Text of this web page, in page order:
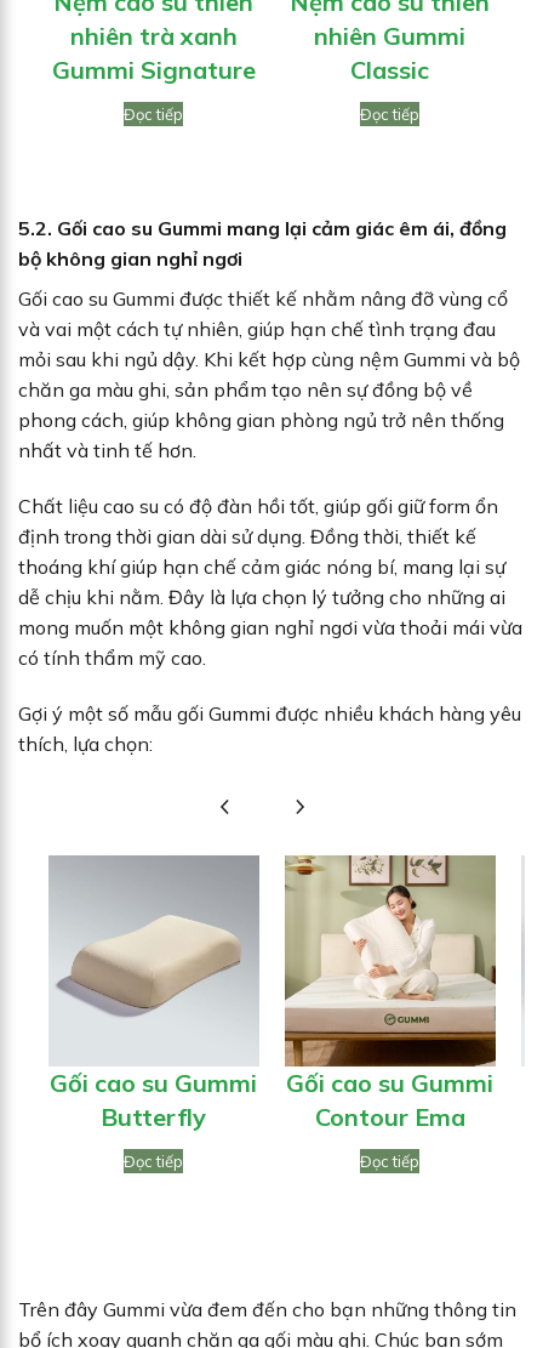
nhiên trà xanh
Gummi Signature
Đọc tiếp
nhiên Gummi
Classic
Đọc tiếp
5.2. Gối cao su Gummi mang lại cảm giác êm ái, đồng
bộ không gian nghỉ ngơi
Gối cao su Gummi được thiết kế nhằm nâng đỡ vùng cổ
và vai một cách tự nhiên, giúp hạn chế tình trạng đau
mỏi sau khi ngủ dậy. Khi kết hợp cùng nệm Gummi và bộ
chăn ga màu ghi, sản phẩm tạo nên sự đồng bộ về
phong cách, giúp không gian phòng ngủ trở nên thống
nhất và tinh tế hơn.
Chất liệu cao su có độ đàn hồi tốt, giúp gối giữ form ổn
định trong thời gian dài sử dụng. Đồng thời, thiết kế
thoáng khí giúp hạn chế cảm giác nóng bí, mang lại sự
dễ chịu khi nằm. Đây là lựa chọn lý tưởng cho những ai
mong muốn một không gian nghỉ ngơi vừa thoải mái vừa
có tính thẩm mỹ cao.
Gợi ý một số mẫu gối Gummi được nhiều khách hàng yêu
thích, lựa chọn:
Gối cao su Gummi
Butterfly
Đọc tiếp
Gối cao su Gummi
Contour Ema
Đọc tiếp
Trên đây Gummi vừa đem đến cho bạn những thông tin
bổ ích xoay quanh chăn ga gối màu ghi. Chúc bạn sớm